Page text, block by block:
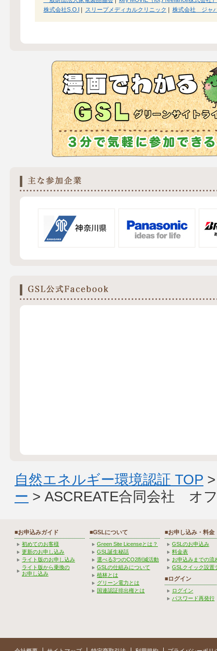
株式会社S.O.I| スリープメディカルクリニック | 株式会社 ジャ
自然エネルギー環境認証 TOP
ー > ASCREATE合同会社 オ
■お申込みガイド
初めてのお客様
更新のお申し込み
ライト版のお申し込み
ライト版から乗換の
お申し込み
■GSLについて
Green Site Licenseとは？
GSL誕生秘話
選べる3つのCO2削減活動
GSLの仕組みについて
植林とは
グリーン電力とは
国連認証排出権とは
■お申し込み・料金
GSLのお申込み
料金表
お申込みまでの流
GSLクイック設置
■ログイン
ログイン
パスワード再発行